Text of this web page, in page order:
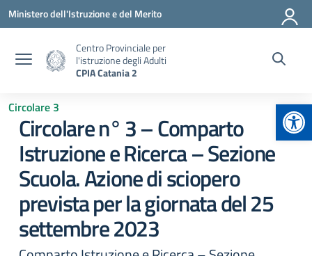
Vai ai contenuti
Vai al menu di navigazione
Vai al footer
Ministero dell'Istruzione e del Merito
Centro Provinciale per
l'istruzione degli Adulti
CPIA Catania 2
Circolare 3
Circolare n° 3 – Comparto
Istruzione e Ricerca – Sezione
Scuola. Azione di sciopero
prevista per la giornata del 25
settembre 2023